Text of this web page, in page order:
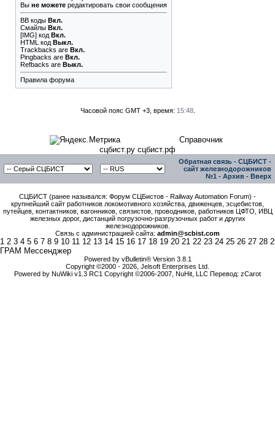
Вы не можете редактировать свои сообщения
BB коды Вкл.
Смайлы Вкл.
[IMG] код Вкл.
HTML код Выкл.
Trackbacks are Вкл.
Pingbacks are Вкл.
Refbacks are Выкл.
Правила форума
Часовой пояс GMT +3, время: 15:48.
Справочник
сцбист.ру сцбист.рф
Обратная связь - СЦБИСТ -
сайт железнодорожников
№1 - Архив - Вверх
СЦБИСТ (ранее назывался: Форум СЦБистов - Railway Automation Forum) -
крупнейший сайт работников локомотивного хозяйства, движенцев, эсцебистов,
путейцев, контактников, вагонников, связистов, проводников, работников ЦФТО, ИВЦ
железных дорог, дистанций погрузочно-разгрузочных работ и других
железнодорожников.
Связь с администрацией сайта: admin@scbist.com
1 2 3 4 5 6 7 8 9 10 11 12 13 14 15 16 17 18 19 20 21 22 23 24 25 26 27 28
ГРАМ Мессенджер
Powered by vBulletin® Version 3.8.1
Copyright ©2000 - 2026, Jelsoft Enterprises Ltd.
Powered by NuWiki v1.3 RC1 Copyright ©2006-2007, NuHit, LLC Перевод: zCarot